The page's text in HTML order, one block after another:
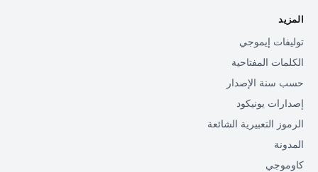
المزيد
توليفات إيموجي
الكلمات المفتاحية
حسب سنة الإصدار
إصدارات يونيكود
الرموز التعبيرية الشائعة
المدونة
كاوموجي